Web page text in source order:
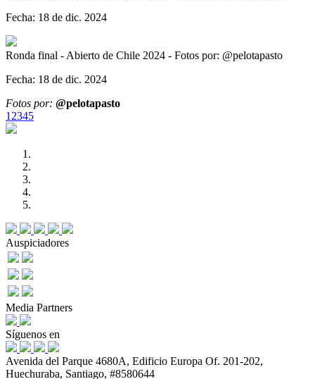
Fecha: 18 de dic. 2024
Ronda final - Abierto de Chile 2024 - Fotos por: @pelotapasto
Fecha: 18 de dic. 2024
Fotos por: @pelotapasto
1 2345
Auspiciadores
Media Partners
Síguenos en
Avenida del Parque 4680A, Edificio Europa Of. 201-202,
Huechuraba, Santiago, #8580644